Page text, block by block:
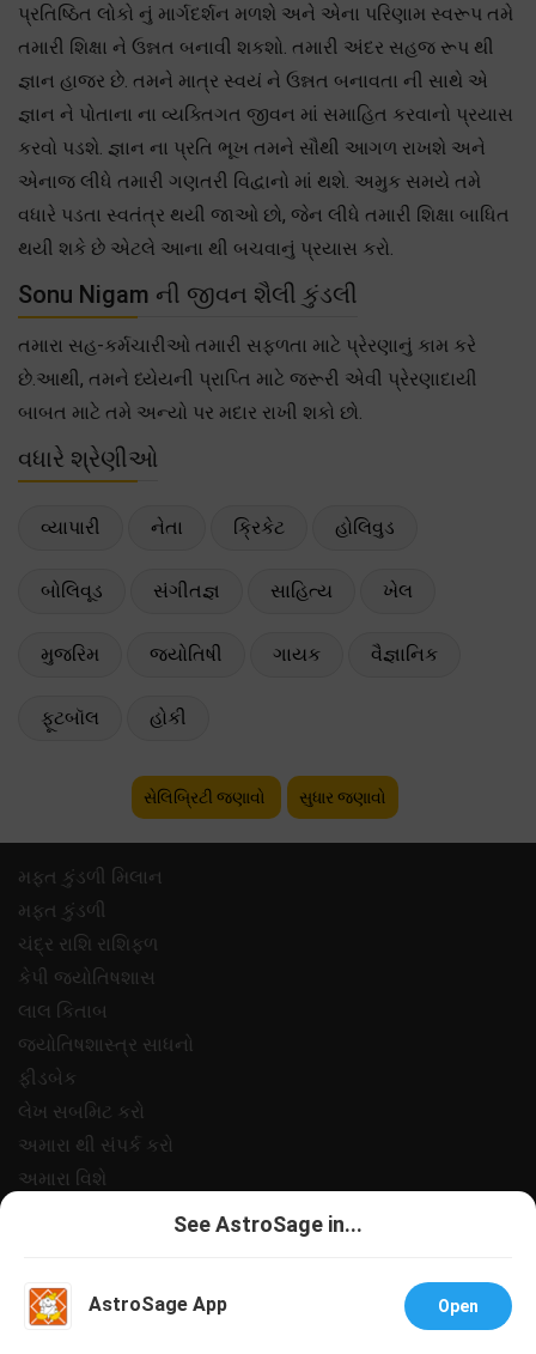
પ્રતિષ્ઠિત લોકો નું માર્ગદર્શન મળશે અને એના પરિણામ સ્વરૂપ તમે
તમારી શિક્ષા ને ઉન્નત બનાવી શકશો. તમારી અંદર સહજ રૂપ થી
જ્ઞાન હાજર છે. તમને માત્ર સ્વયં ને ઉન્નત બનાવતા ની સાથે એ
જ્ઞાન ને પોતાના ના વ્યક્તિગત જીવન માં સમાહિત કરવાનો પ્રયાસ
કરવો પડશે. જ્ઞાન ના પ્રતિ ભૂખ તમને સૌથી આગળ રાખશે અને
એનાજ લીધે તમારી ગણતરી વિદ્વાનો માં થશે. અમુક સમયે તમે
વધારે પડતા સ્વતંત્ર થયી જાઓ છો, જેન લીધે તમારી શિક્ષા બાધિત
થયી શકે છે એટલે આના થી બચવાનું પ્રયાસ કરો.
Sonu Nigam ની જીવન શૈલી કુંડલી
તમારા સહ-કર્મચારીઓ તમારી સફળતા માટે પ્રેરણાનું કામ કરે
છે.આથી, તમને ધ્યેયની પ્રાપ્તિ માટે જરૂરી એવી પ્રેરણાદાયી
બાબત માટે તમે અન્યો પર મદાર રાખી શકો છો.
વધારે શ્રેણીઓ
વ્યાપારી નેતા ક્રિકેટ હોલિવુડ
બોલિવૂડ સંગીતજ્ઞ સાહિત્ય ખેલ
મુજરિમ જ્યોતિષી ગાયક વૈજ્ઞાનિક
ફૂટબૉલ હોકી
સેલિબ્રિટી જણાવો સુધાર જણાવો
મફ્ત કુંડળી મિલાન
મફ્ત કુંડળી
ચંદ્ર રાશિ રાશિફળ
કેપી જ્યોતિષશાસ
લાલ કિતાબ
જ્યોતિષશાસ્ત્ર સાધનો
ફીડબેક
લેખ સબમિટ કરો
અમારા થી સંપર્ક કરો
અમારા વિશે
સપોર
See AstroSage in...
AstroSage App Open